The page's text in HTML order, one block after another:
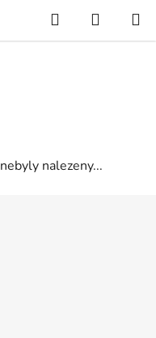
Hledat
KOŠÍK
nebyly nalezeny...